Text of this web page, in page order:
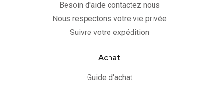
Besoin d'aide contactez nous
Nous respectons votre vie privée
Suivre votre expédition
Achat
Guide d'achat